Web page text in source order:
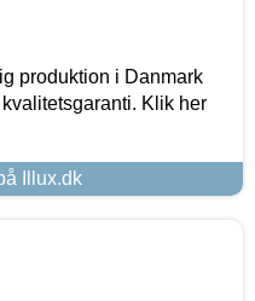
produktion i Danmark
Klik her
Illux.dk